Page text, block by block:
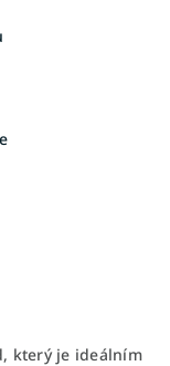
který je ideálním